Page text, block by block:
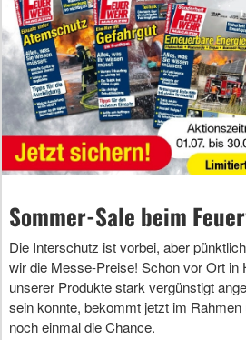
Sommer-Sale beim
Die Interschutz ist vorbei, aber
wir die Messe-Preise! Schon vor Ort in
unserer Produkte stark vergünstigt
sein konnte, bekommt jetzt im
noch einmal die Chance.